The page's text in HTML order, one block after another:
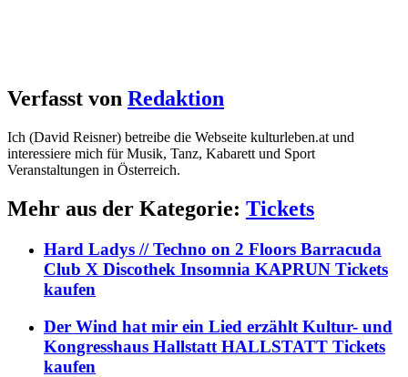
Verfasst von Redaktion
Ich (David Reisner) betreibe die Webseite kulturleben.at und
interessiere mich für Musik, Tanz, Kabarett und Sport
Veranstaltungen in Österreich.
Mehr aus der Kategorie: Tickets
Hard Ladys // Techno on 2 Floors Barracuda
Club X Discothek Insomnia KAPRUN Tickets
kaufen
Der Wind hat mir ein Lied erzählt Kultur- und
Kongresshaus Hallstatt HALLSTATT Tickets
kaufen